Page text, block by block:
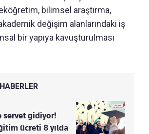
bilimsel araştırma,
değişim alanlarındaki iş
bir yapıya kavuşturulması
servet gidiyor!
ücreti 8 yılda